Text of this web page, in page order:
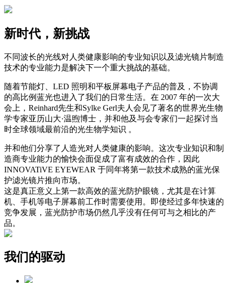
新时代，新挑战
不同波长的光线对人类健康影响的专业知识以及滤光镜片制造
技术的专业能力是解决下一个重大挑战的基础。
随着节能灯、LED 照明和平板屏幕电子产品的普及，不协调
的高比例蓝光也进入了我们的日常生活。在 2007 年的一次大
会上，Reinhard先生和Sylke Gerl夫人会见了著名的世界光生物
学专家亚历山大·温煦博士，并和他及与会专家们一起探讨当
时全球领域最前沿的光生物学知识 。
并和他们分享了人造光对人类健康的影响。这次专业知识和制
造商专业能力的愉快会面促成了富有成效的合作，因此
INNOVATiVE EYEWEAR 于同年将第一款技术成熟的蓝光保
护滤光镜片推向市场。
这是真正意义上第一款高效的蓝光防护眼镜，尤其是在计算
机、手机等电子屏幕前工作时需要使用。即使经过多年快速的
竞争发展，蓝光防护市场仍然几乎没有任何可与之相比的产
品。
我们的驱动